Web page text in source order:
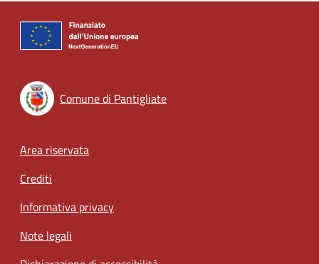
Comune di Pantigliate
Footer menu
Area riservata
Crediti
Informativa privacy
Note legali